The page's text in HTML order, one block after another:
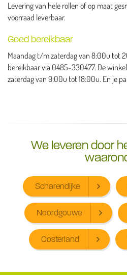
Levering van hele rollen of op maat
voorraad leverbaar.
Goed bereikbaar
Maandag t/m zaterdag van 8:00u tot
bereikbaar via 0485-330477. De
zaterdag van 9:00u tot 18:00u. En je
We leveren door
Scharendijke
Noordgouwe
Oosterland